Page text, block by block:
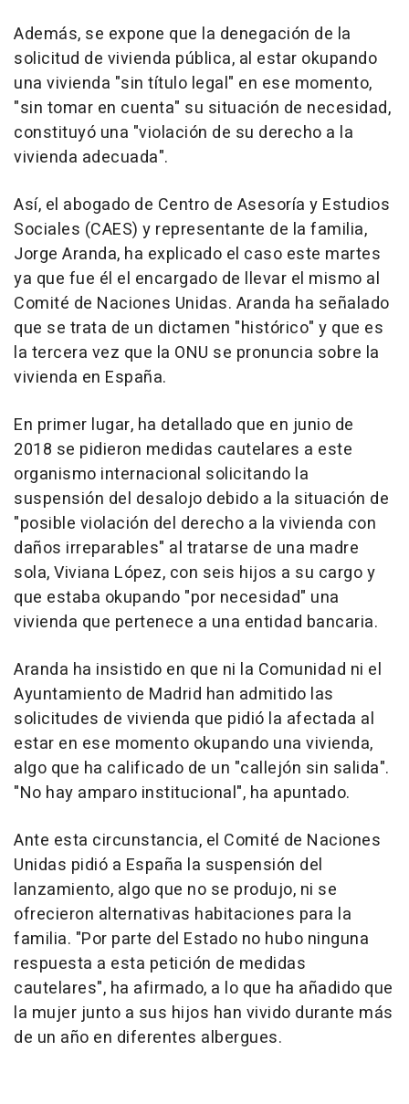
Además, se expone que la denegación de la
solicitud de vivienda pública, al estar okupando
una vivienda "sin título legal" en ese momento,
"sin tomar en cuenta" su situación de necesidad,
constituyó una "violación de su derecho a la
vivienda adecuada".
Así, el abogado de Centro de Asesoría y Estudios
Sociales (CAES) y representante de la familia,
Jorge Aranda, ha explicado el caso este martes
ya que fue él el encargado de llevar el mismo al
Comité de Naciones Unidas. Aranda ha señalado
que se trata de un dictamen "histórico" y que es
la tercera vez que la ONU se pronuncia sobre la
vivienda en España.
En primer lugar, ha detallado que en junio de
2018 se pidieron medidas cautelares a este
organismo internacional solicitando la
suspensión del desalojo debido a la situación de
"posible violación del derecho a la vivienda con
daños irreparables" al tratarse de una madre
sola, Viviana López, con seis hijos a su cargo y
que estaba okupando "por necesidad" una
vivienda que pertenece a una entidad bancaria.
Aranda ha insistido en que ni la Comunidad ni el
Ayuntamiento de Madrid han admitido las
solicitudes de vivienda que pidió la afectada al
estar en ese momento okupando una vivienda,
algo que ha calificado de un "callejón sin salida".
"No hay amparo institucional", ha apuntado.
Ante esta circunstancia, el Comité de Naciones
Unidas pidió a España la suspensión del
lanzamiento, algo que no se produjo, ni se
ofrecieron alternativas habitaciones para la
familia. "Por parte del Estado no hubo ninguna
respuesta a esta petición de medidas
cautelares", ha afirmado, a lo que ha añadido que
la mujer junto a sus hijos han vivido durante más
de un año en diferentes albergues.